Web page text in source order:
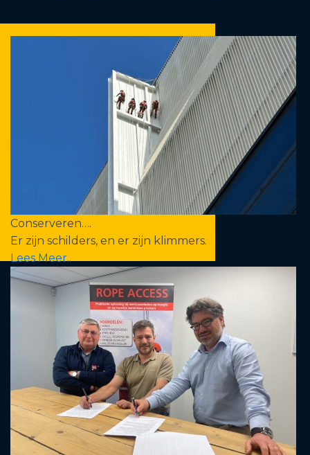
Conserveren….
Er zijn schilders, en er zijn klimmers.
Lees Meer..